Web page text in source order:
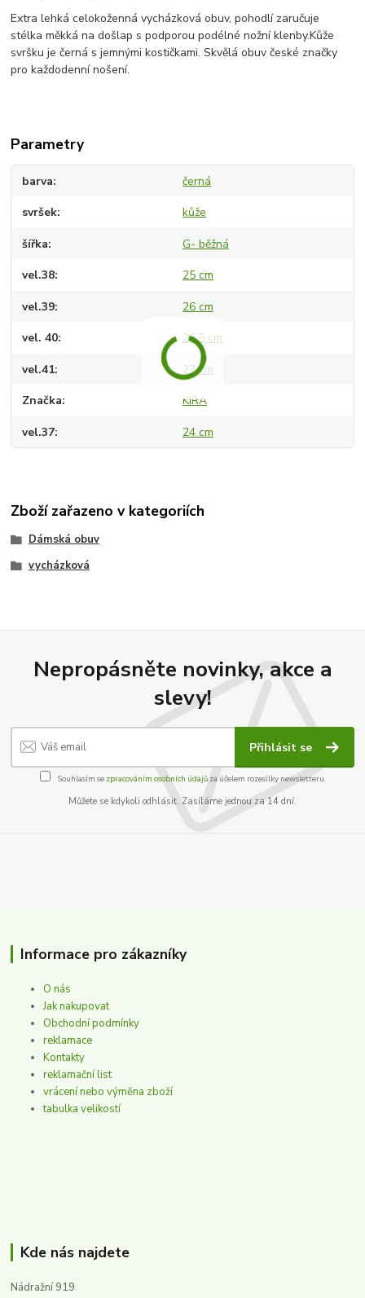
Extra lehká celokoženná vycházková obuv, pohodlí zaručuje
stélka měkká na došlap s podporou podélné nožní klenby.Kůže
svršku je černá s jemnými kostičkami. Skvělá obuv české značky
pro každodenní nošení.
Parametry
barva černá
svršek kůže
šířka G- běžná
vel.38 25 cm
vel.39 26 cm
vel. 40 26,5 cm
vel.41 27 cm
Značka KIRA
vel.37 24 cm
Zboží zařazeno v kategoriích
Dámská obuv
vycházková
Nepropásněte novinky, akce a
slevy!
Přihlásit se
Souhlasím se zpracováním osobních údajůza účelem rozesílky newsletteru.
Můžete se kdykoli odhlásit. Zasíláme jednou za 14 dní.
Informace pro zákazníky
O nás
Jak nakupovat
Obchodní podmínky
reklamace
Kontakty
reklamační list
vrácení nebo výměna zboží
tabulka velikostí
Kde nás najdete
Nádražní 919